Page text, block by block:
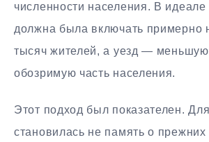
численности населения. В идеале
должна была включать примерно
тысяч жителей, а уезд —
обозримую часть населения.
Этот подход был показателен.
становилась не память о